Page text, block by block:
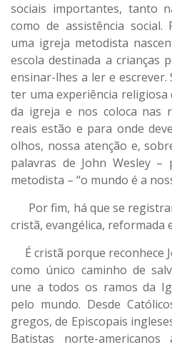
sociais importantes, tanto
como de assistência social.
uma igreja metodista
escola destinada a crianças
ensinar-lhes a ler e
ter uma experiência
da igreja e nos coloca nas
reais estão e para onde
olhos, nossa atenção e,
palavras de John Wesley –
metodista – “o mundo é a
Por fim, há que se
cristã, evangélica, reformada
É cristã porque reconhece
como único caminho de
une a todos os ramos da
pelo mundo. Desde
gregos, de Episcopais
Batistas norte-